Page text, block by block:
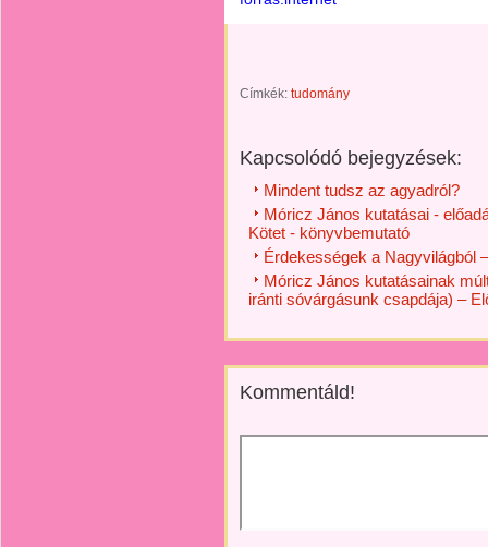
Címkék: tudomány
Kapcsolódó bejegyzések:
Mindent tudsz az agyadról?
Móricz János kutatásai -
Kötet - könyvbemutató
Érdekességek a Nagyvilágból
Móricz János kutatásainak
iránti sóvárgásunk csapdája) –
Kommentáld!